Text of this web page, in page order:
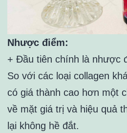
Nhược điểm:
+ Đầu tiên chính là nhược
So với các loại collagen
có giá thành cao hơn một
về mặt giá trị và hiệu quả
lại không hề đắt.